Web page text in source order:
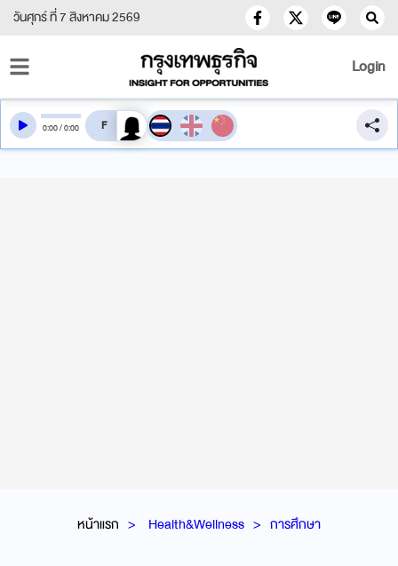
วันศุกร์ ที่ 7 สิงหาคม 2569
Login
หน้าแรก Health&Wellness การศึกษา
0:00/0:00 สลับเสียงอ่าน